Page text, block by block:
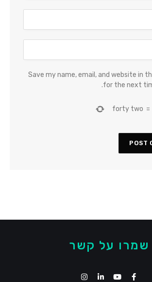
Save my name, email, and website in
for the next
=
forty two
שמרו על קשר